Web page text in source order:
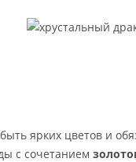
ярких цветов и
с сочетанием